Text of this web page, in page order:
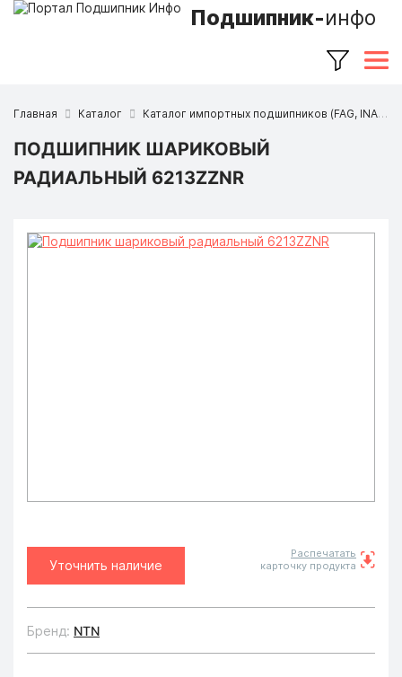
Подшипник-инфо
Главная Каталог Каталог импортных подшипников (FAG, INA, SKF, NSK, Timken и др.)
ПОДШИПНИК ШАРИКОВЫЙ
РАДИАЛЬНЫЙ 6213ZZNR
Уточнить наличие
Распечатать
карточку продукта
Бренд: NTN